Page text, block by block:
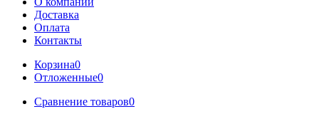
Доставка
Оплата
Контакты
Корзина0
Отложенные0
Сравнение товаров0